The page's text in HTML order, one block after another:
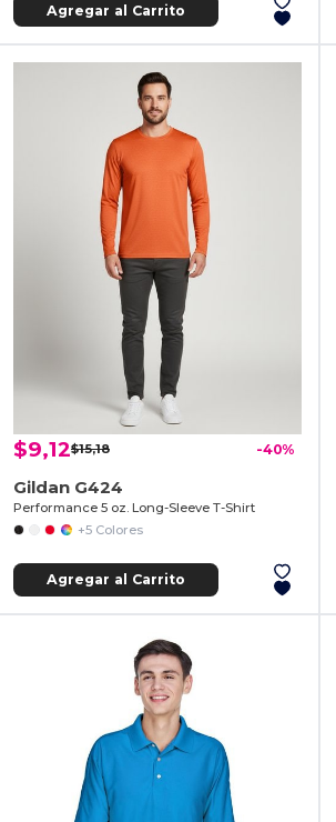
Agregar al Carrito
$9,12$15,18 -40%
Gildan G424
Performance 5 oz. Long-Sleeve T-Shirt
+5 Colores
Agregar al Carrito